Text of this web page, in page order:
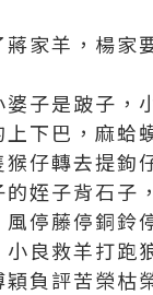
家羊，楊家
子是跛子，
下巴，麻蛤
仔轉去提鉤
姪子背石子
停藤停銅鈴
良救羊打跑
負評苦榮枯